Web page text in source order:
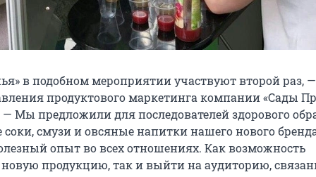
в подобном мероприятии участвуют второй раз,
продуктового маркетинга компании «Сады
Мы предложили для последователей здорового
смузи и овсяные напитки нашего нового
опыт во всех отношениях. Как возможность
новую продукцию, так и выйти на аудиторию,